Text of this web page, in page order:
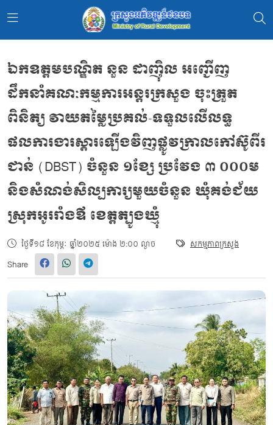
ឯកឧត្តមបណ្ឌិត នួន ដាញ៉ិល អញ្ជើញ
ដឹកនាំគណៈកម្មការអន្តរក្រសួង ចុះត្រួត
ពិនិត្យ វាយតម្លៃប្រគល់-ទទួលលើលទ្ធ
ផលការងារស្តារឡើងវិញផ្លូវក្រាលកៅស៊ូពីរ
ជាន់ (DBST) ចំនួន ១ខ្សែ ប្រវែង ៣ ០០០ម
និងសំណង់សិល្បការ្យមួយចំនួន ឃុំគង់ជ័យ
ស្រុកអូររាំងឪ ខេត្តត្បូងឃ្មុំ
ថ្ងៃទី១៨ ខែកុម្ភៈ ឆ្នាំ២០២៥ ម៉ោង ២:០០ ល្ងាច សកម្មភាពក្រសួង
Share